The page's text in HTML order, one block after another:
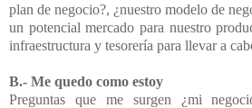
plan de negocio?, ¿nuestro modelo de
un potencial mercado para nuestro
infraestructura y tesorería para llevar a
B.- Me quedo como estoy
Preguntas que me surgen ¿mi